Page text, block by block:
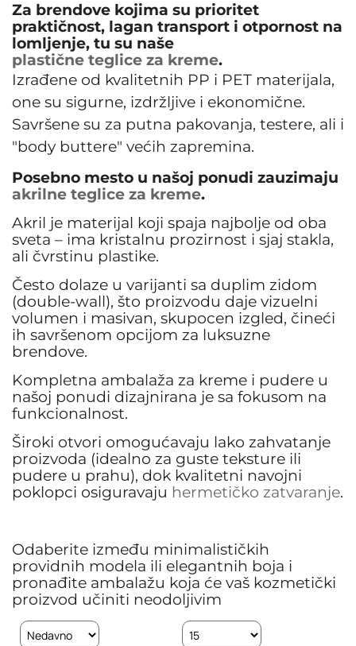
Za brendove kojima su prioritet
praktičnost, lagan transport i otpornost na
lomljenje, tu su naše
plastične teglice za kreme.
Izrađene od kvalitetnih PP i PET materijala,
one su sigurne, izdržljive i ekonomične.
Savršene su za putna pakovanja, testere, ali i
"body buttere" većih zapremina.
Posebno mesto u našoj ponudi zauzimaju
akrilne teglice za kreme.
Akril je materijal koji spaja najbolje od oba
sveta – ima kristalnu prozirnost i sjaj stakla,
ali čvrstinu plastike.
Često dolaze u varijanti sa duplim zidom
(double-wall), što proizvodu daje vizuelni
volumen i masivan, skupocen izgled, čineći
ih savršenom opcijom za luksuzne
brendove.
Kompletna ambalaža za kreme i pudere u
našoj ponudi dizajnirana je sa fokusom na
funkcionalnost.
Široki otvori omogućavaju lako zahvatanje
proizvoda (idealno za guste teksture ili
pudere u prahu), dok kvalitetni navojni
poklopci osiguravaju hermetičko zatvaranje.
Odaberite između minimalističkih
providnih modela ili elegantnih boja i
pronađite ambalažu koja će vaš kozmetički
proizvod učiniti neodoljivim